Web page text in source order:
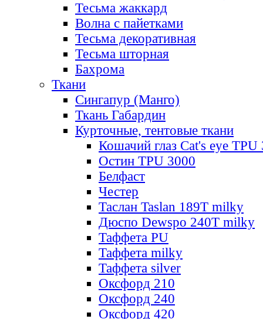
Тесьма жаккард
Волна с пайетками
Тесьма декоративная
Тесьма шторная
Бахрома
Ткани
Сингапур (Манго)
Ткань Габардин
Курточные, тентовые ткани
Кошачий глаз Cat's eye TPU
Остин TPU 3000
Белфаст
Честер
Таслан Taslan 189T milky
Дюспо Dewspo 240T milky
Таффета PU
Таффета milky
Таффета silver
Оксфорд 210
Оксфорд 240
Оксфорд 420